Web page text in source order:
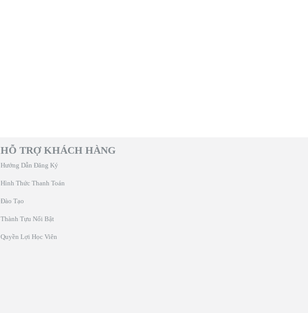
HỖ TRỢ KHÁCH HÀNG
Hướng Dẫn Đăng Ký
Hình Thức Thanh Toán
Đào Tạo
Thành Tựu Nổi Bật
Quyền Lợi Học Viên